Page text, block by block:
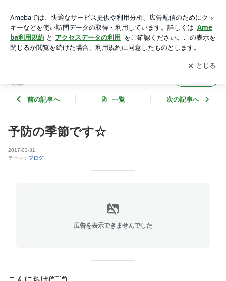
アプリをダウンロードして ブログの更新通知
を受け取りまし
ょう。
開く
前の記事へ 一覧 次の記事へ
予防の季節です☆
2017-03-31
テーマ： ブログ
広告を表示できませんでした